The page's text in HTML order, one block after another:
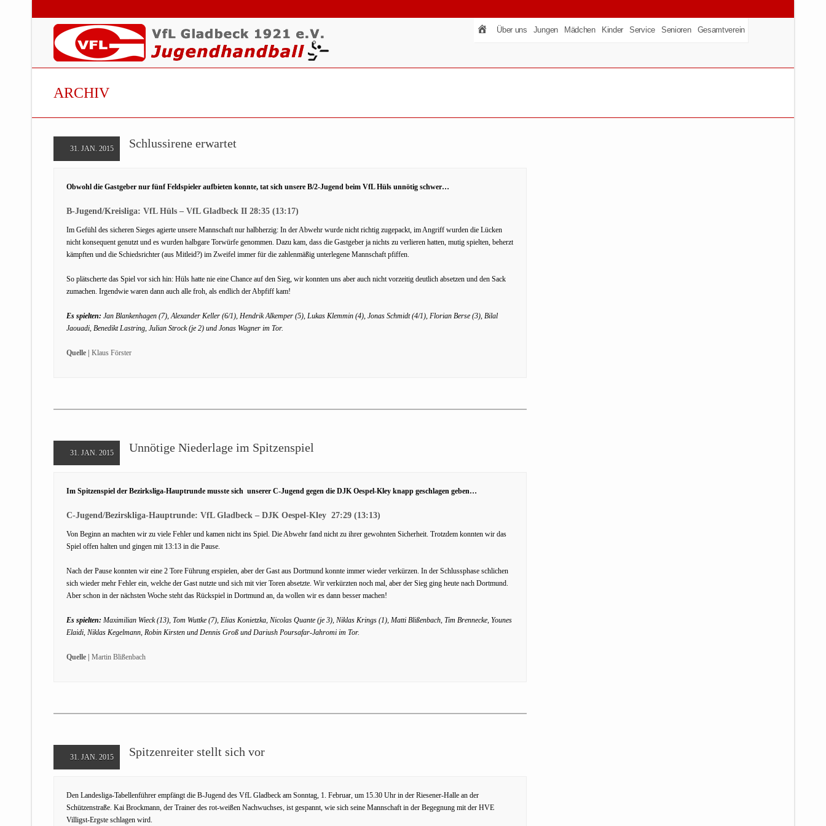
Über uns Jungen Mädchen Kinder Service Senioren Gesamtverein
ARCHIV
31. JAN. 2015 Schlussirene erwartet
Obwohl die Gastgeber nur fünf Feldspieler aufbieten konnte, tat sich unsere B/2-Jugend beim VfL Hüls unnötig schwer…
B-Jugend/Kreisliga: VfL Hüls – VfL Gladbeck II 28:35 (13:17)
Im Gefühl des sicheren Sieges agierte unsere Mannschaft nur halbherzig: In der Abwehr wurde nicht richtig zugepackt, im Angriff wurden die Lücken
nicht konsequent genutzt und es wurden halbgare Torwürfe genommen. Dazu kam, dass die Gastgeber ja nichts zu verlieren hatten, mutig spielten, beherzt
kämpften und die Schiedsrichter (aus Mitleid?) im Zweifel immer für die zahlenmäßig unterlegene Mannschaft pfiffen.
So plätscherte das Spiel vor sich hin: Hüls hatte nie eine Chance auf den Sieg, wir konnten uns aber auch nicht vorzeitig deutlich absetzen und den Sack
zumachen. Irgendwie waren dann auch alle froh, als endlich der Abpfiff kam!
Es spielten: Jan Blankenhagen (7), Alexander Keller (6/1), Hendrik Alkemper (5), Lukas Klemmin (4), Jonas Schmidt (4/1), Florian Berse (3), Bilal
Jaouadi, Benedikt Lastring, Julian Strock (je 2) und Jonas Wagner im Tor.
Quelle | Klaus Förster
31. JAN. 2015 Unnötige Niederlage im Spitzenspiel
Im Spitzenspiel der Bezirksliga-Hauptrunde musste sich unserer C-Jugend gegen die DJK Oespel-Kley knapp geschlagen geben…
C-Jugend/Bezirskliga-Hauptrunde: VfL Gladbeck – DJK Oespel-Kley 27:29 (13:13)
Von Beginn an machten wir zu viele Fehler und kamen nicht ins Spiel. Die Abwehr fand nicht zu ihrer gewohnten Sicherheit. Trotzdem konnten wir das
Spiel offen halten und gingen mit 13:13 in die Pause.
Nach der Pause konnten wir eine 2 Tore Führung erspielen, aber der Gast aus Dortmund konnte immer wieder verkürzen. In der Schlussphase schlichen
sich wieder mehr Fehler ein, welche der Gast nutzte und sich mit vier Toren absetzte. Wir verkürzten noch mal, aber der Sieg ging heute nach Dortmund.
Aber schon in der nächsten Woche steht das Rückspiel in Dortmund an, da wollen wir es dann besser machen!
Es spielten: Maximilian Wieck (13), Tom Wuttke (7), Elias Konietzka, Nicolas Quante (je 3), Niklas Krings (1), Matti Blißenbach, Tim Brennecke, Younes
Elaidi, Niklas Kegelmann, Robin Kirsten und Dennis Groß und Dariush Poursafar-Jahromi im Tor.
Quelle | Martin Blißenbach
31. JAN. 2015 Spitzenreiter stellt sich vor
Den Landesliga-Tabellenführer empfängt die B-Jugend des VfL Gladbeck am Sonntag, 1. Februar, um 15.30 Uhr in der Riesener-Halle an der
Schützenstraße. Kai Brockmann, der Trainer des rot-weißen Nachwuchses, ist gespannt, wie sich seine Mannschaft in der Begegnung mit der HVE
Villigst-Ergste schlagen wird.